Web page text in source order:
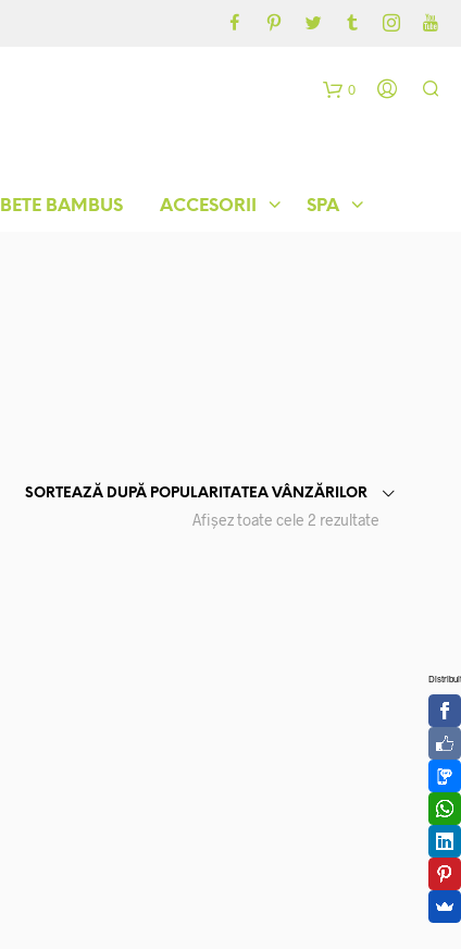
BETE BAMBUS ACCESORII SPA
0
SORTEAZĂ DUPĂ POPULARITATEA VÂNZĂRILOR
Afișez toate cele 2 rezultate
Distribuit